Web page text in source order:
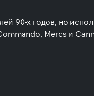
90-х годов, но
Mercs и